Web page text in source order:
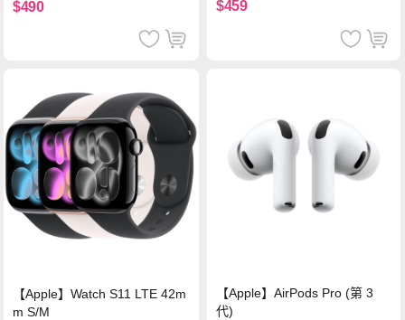
$490 $459
【Apple】Watch S11 LTE 42m
m S/M
【Apple】AirPods Pro (第 3
代)